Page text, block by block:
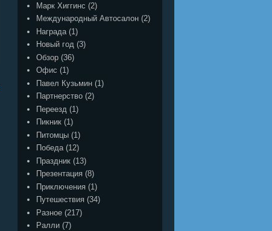
Марк Хиггинс (2)
Международный Автосалон (2)
Награда (1)
Новый год (3)
Обзор (36)
Офис (1)
Павел Кузьмин (1)
Партнерство (2)
Переезд (1)
Пикник (1)
Питомцы (1)
Победа (12)
Праздник (13)
Презентация (8)
Приключения (1)
Путешествия (34)
Разное (217)
Ралли (7)